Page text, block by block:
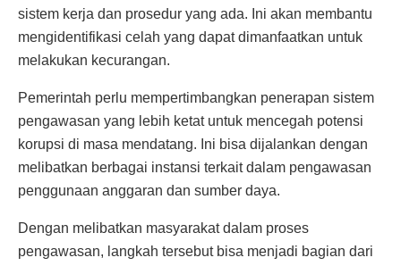
sistem kerja dan prosedur yang ada. Ini akan membantu
mengidentifikasi celah yang dapat dimanfaatkan untuk
melakukan kecurangan.
Pemerintah perlu mempertimbangkan penerapan sistem
pengawasan yang lebih ketat untuk mencegah potensi
korupsi di masa mendatang. Ini bisa dijalankan dengan
melibatkan berbagai instansi terkait dalam pengawasan
penggunaan anggaran dan sumber daya.
Dengan melibatkan masyarakat dalam proses
pengawasan, langkah tersebut bisa menjadi bagian dari